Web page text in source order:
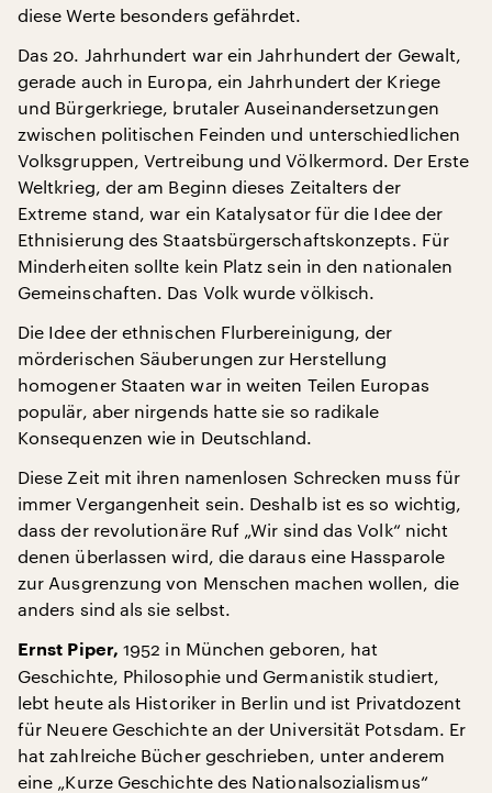
diese Werte besonders gefährdet.
Das 20. Jahrhundert war ein Jahrhundert der Gewalt,
gerade auch in Europa, ein Jahrhundert der Kriege
und Bürgerkriege, brutaler Auseinandersetzungen
zwischen politischen Feinden und unterschiedlichen
Volksgruppen, Vertreibung und Völkermord. Der Erste
Weltkrieg, der am Beginn dieses Zeitalters der
Extreme stand, war ein Katalysator für die Idee der
Ethnisierung des Staatsbürgerschaftskonzepts. Für
Minderheiten sollte kein Platz sein in den nationalen
Gemeinschaften. Das Volk wurde völkisch.
Die Idee der ethnischen Flurbereinigung, der
mörderischen Säuberungen zur Herstellung
homogener Staaten war in weiten Teilen Europas
populär, aber nirgends hatte sie so radikale
Konsequenzen wie in Deutschland.
Diese Zeit mit ihren namenlosen Schrecken muss für
immer Vergangenheit sein. Deshalb ist es so wichtig,
dass der revolutionäre Ruf „Wir sind das Volk“ nicht
denen überlassen wird, die daraus eine Hassparole
zur Ausgrenzung von Menschen machen wollen, die
anders sind als sie selbst.
Ernst Piper,1952 in München geboren, hat
Geschichte, Philosophie und Germanistik studiert,
lebt heute als Historiker in Berlin und ist Privatdozent
für Neuere Geschichte an der Universität Potsdam. Er
hat zahlreiche Bücher geschrieben, unter anderem
eine „Kurze Geschichte des Nationalsozialismus“